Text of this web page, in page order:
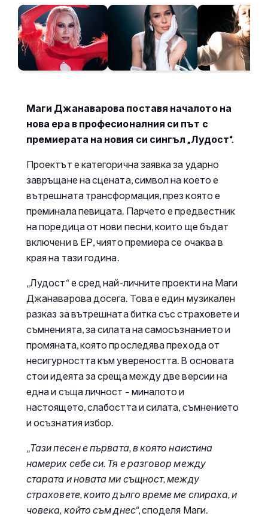
Маги Джанаварова поставя началото на
нова ера в професионалния си път с
премиерата на новия си сингъл „Лудост“.
Проектът е категорична заявка за ударно
завръщане на сцената, символ на което е
вътрешната трансформация, през която е
преминала певицата. Парчето е предвестник
на поредица от нови песни, които ще бъдат
включени в ЕР, чиято премиера се очаква в
края на тази година.
„Лудост“ е сред най-личните проекти на Маги
Джанаварова досега. Това е един музикален
разказ за вътрешната битка със страховете и
съмненията, за силата на самосъзнанието и
промяната, която проследява прехода от
несигурността към увереността. В основата
стои идеята за среща между две версии на
една и съща личност – миналото и
настоящето, слабостта и силата, съмнението
и осъзнатия избор.
Тази песен е първата, в която наистина
намерих себе си. Тя е разговор между
старата и новата ми същност, между
страховете, които дълго време ме спираха, и
човека, който съм днес“, споделя Маги.